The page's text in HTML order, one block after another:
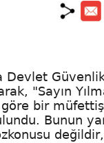
Devlet
"Sayın
bir
Bunun